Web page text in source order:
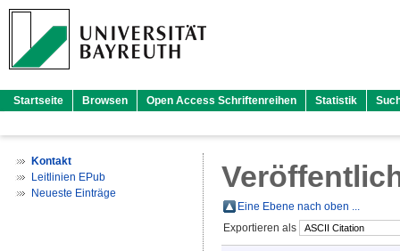
Startseite Browsen Open Access Schriftenreihen Statistik
Kontakt
Leitlinien EPub
Neueste Einträge
Eine Ebene nach oben ...
Exportieren als